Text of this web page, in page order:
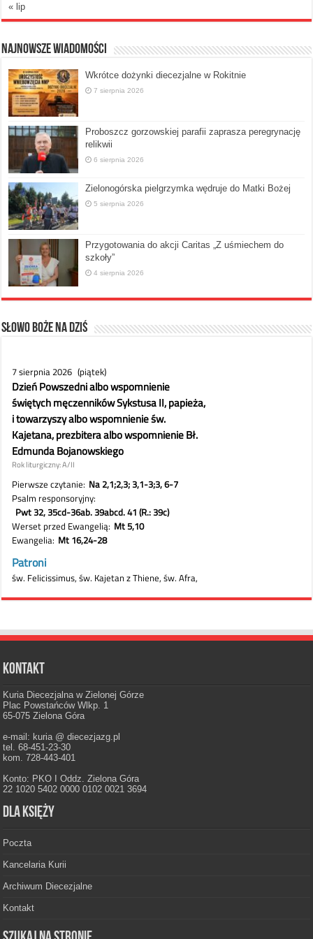
« lip
Najnowsze Wiadomości
Wkrótce dożynki diecezjalne w Rokitnie
7 sierpnia 2026
Proboszcz gorzowskiej parafii zaprasza peregrynację
relikwii
6 sierpnia 2026
Zielonogórska pielgrzymka wędruje do Matki Bożej
5 sierpnia 2026
Przygotowania do akcji Caritas „Z uśmiechem do
szkoły”
4 sierpnia 2026
Słowo Boże na dziś
Kontakt
Kuria Diecezjalna w Zielonej Górze
Plac Powstańców Wlkp. 1
65-075 Zielona Góra
e-mail: kuria @ diecezjazg.pl
tel. 68-451-23-30
kom. 728-443-401
Konto: PKO I Oddz. Zielona Góra
22 1020 5402 0000 0102 0021 3694
Dla księży
Poczta
Kancelaria Kurii
Archiwum Diecezjalne
Kontakt